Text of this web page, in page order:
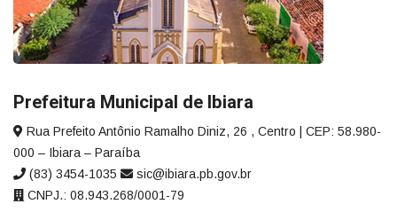
Prefeitura Municipal de Ibiara
Rua Prefeito Antônio Ramalho Diniz, 26 , Centro | CEP: 58.980-
000 – Ibiara – Paraíba
(83) 3454-1035
sic@ibiara.pb.gov.br
CNPJ.: 08.943.268/0001-79